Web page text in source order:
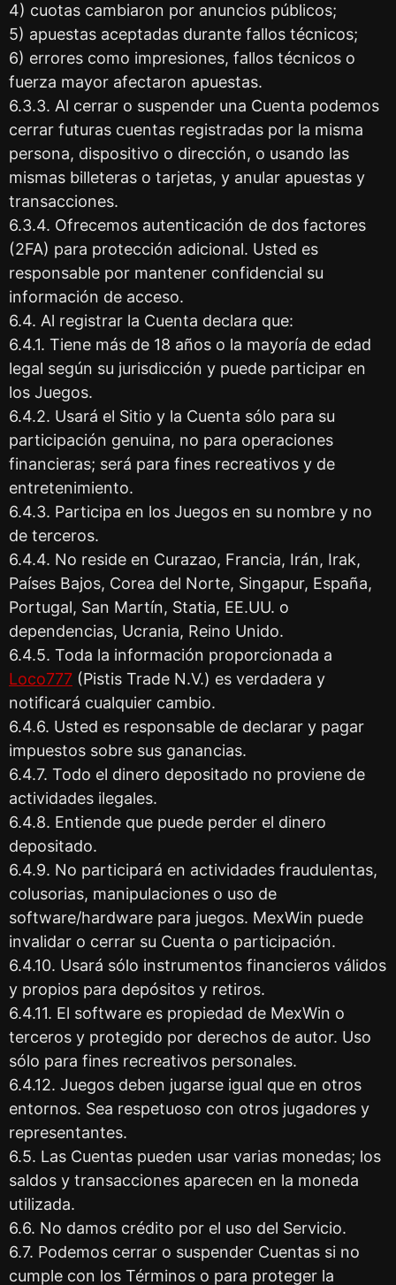
4) cuotas cambiaron por anuncios públicos;
5) apuestas aceptadas durante fallos técnicos;
6) errores como impresiones, fallos técnicos o
fuerza mayor afectaron apuestas.
6.3.3. Al cerrar o suspender una Cuenta podemos
cerrar futuras cuentas registradas por la misma
persona, dispositivo o dirección, o usando las
mismas billeteras o tarjetas, y anular apuestas y
transacciones.
6.3.4. Ofrecemos autenticación de dos factores
(2FA) para protección adicional. Usted es
responsable por mantener confidencial su
información de acceso.
6.4. Al registrar la Cuenta declara que:
6.4.1. Tiene más de 18 años o la mayoría de edad
legal según su jurisdicción y puede participar en
los Juegos.
6.4.2. Usará el Sitio y la Cuenta sólo para su
participación genuina, no para operaciones
financieras; será para fines recreativos y de
entretenimiento.
6.4.3. Participa en los Juegos en su nombre y no
de terceros.
6.4.4. No reside en Curazao, Francia, Irán, Irak,
Países Bajos, Corea del Norte, Singapur, España,
Portugal, San Martín, Statia, EE.UU. o
dependencias, Ucrania, Reino Unido.
6.4.5. Toda la información proporcionada a
Loco777 (Pistis Trade N.V.) es verdadera y
notificará cualquier cambio.
6.4.6. Usted es responsable de declarar y pagar
impuestos sobre sus ganancias.
6.4.7. Todo el dinero depositado no proviene de
actividades ilegales.
6.4.8. Entiende que puede perder el dinero
depositado.
6.4.9. No participará en actividades fraudulentas,
colusorias, manipulaciones o uso de
software/hardware para juegos. MexWin puede
invalidar o cerrar su Cuenta o participación.
6.4.10. Usará sólo instrumentos financieros válidos
y propios para depósitos y retiros.
6.4.11. El software es propiedad de MexWin o
terceros y protegido por derechos de autor. Uso
sólo para fines recreativos personales.
6.4.12. Juegos deben jugarse igual que en otros
entornos. Sea respetuoso con otros jugadores y
representantes.
6.5. Las Cuentas pueden usar varias monedas; los
saldos y transacciones aparecen en la moneda
utilizada.
6.6. No damos crédito por el uso del Servicio.
6.7. Podemos cerrar o suspender Cuentas si no
cumple con los Términos o para proteger la